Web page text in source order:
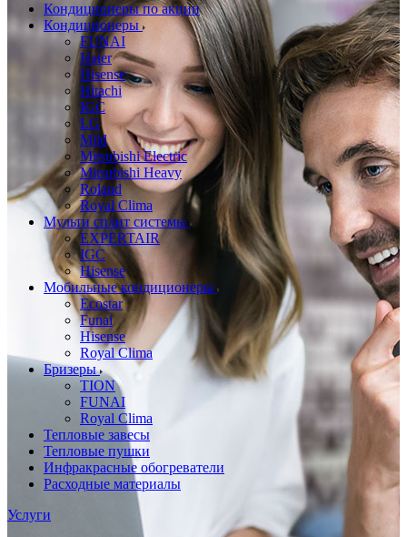
Кондиционеры по акции
Кондиционеры
FUNAI
Haier
Hisense
Hitachi
IGC
LG
Mild
Mitsubishi Electric
Mitsubishi Heavy
Roland
Royal Clima
Мульти сплит системы
EXPERTAIR
IGC
Hisense
Мобильные кондиционеры
Ecostar
Funai
Hisense
Royal Clima
Бризеры
TION
FUNAI
Royal Clima
Тепловые завесы
Тепловые пушки
Инфракрасные обогреватели
Расходные материалы
Услуги